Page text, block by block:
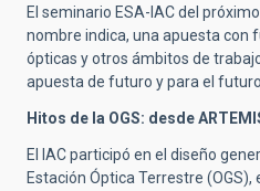
El seminario ESA-IAC del
nombre indica, una apuesta con
ópticas y otros ámbitos de
apuesta de futuro y para el
Hitos de la OGS: desde
El IAC participó en el diseño
Estación Óptica Terrestre